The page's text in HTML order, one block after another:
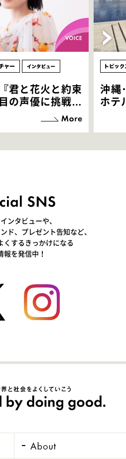
君と花火と約束
の声優に挑戦！
てもらっている
､お芝居に没頭で
沖縄
ホテ
ンタビューや、
ド、プレゼント告知など、
くするきっかけになる
報を発信中！